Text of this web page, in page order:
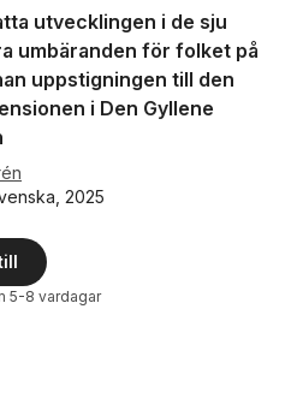
utvecklingen i de sju
umbäranden för folket på
uppstigningen till den
i Den Gyllene
2025
5-8 vardagar